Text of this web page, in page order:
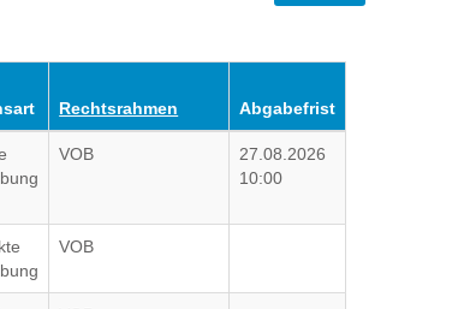
Rechtsrahmen Abgabefrist
VOB
27.08.2026
10:00
VOB